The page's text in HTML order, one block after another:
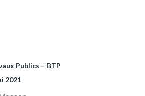
Publics – BTP
2021